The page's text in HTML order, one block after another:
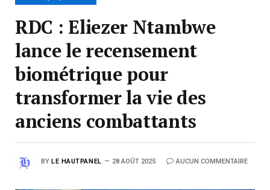
RDC : Eliezer Ntambwe
lance le recensement
biométrique pour
transformer la vie des
anciens combattants
BY LE HAUTPANEL 28 AOÛT 2025 AUCUN COMMENTAIRE